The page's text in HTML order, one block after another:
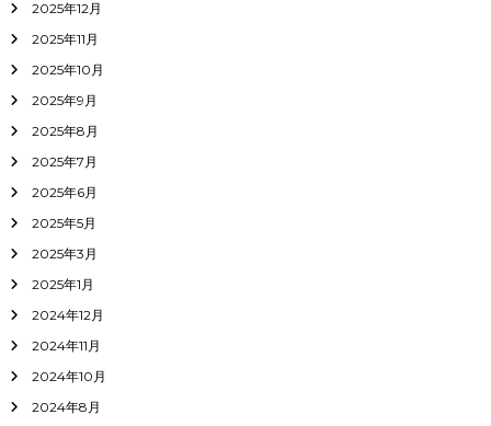
2025年12月
2025年11月
2025年10月
2025年9月
2025年8月
2025年7月
2025年6月
2025年5月
2025年3月
2025年1月
2024年12月
2024年11月
2024年10月
2024年8月